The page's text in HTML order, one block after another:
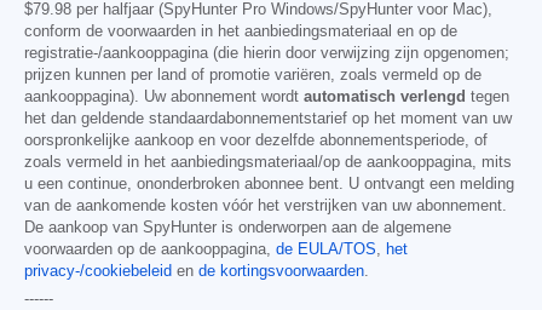
$79.98 per halfjaar (SpyHunter Pro Windows/SpyHunter voor Mac),
conform de voorwaarden in het aanbiedingsmateriaal en op de
registratie-/aankooppagina (die hierin door verwijzing zijn opgenomen;
prijzen kunnen per land of promotie variëren, zoals vermeld op de
aankooppagina). Uw abonnement wordt automatisch verlengd tegen
het dan geldende standaardabonnementstarief op het moment van uw
oorspronkelijke aankoop en voor dezelfde abonnementsperiode, of
zoals vermeld in het aanbiedingsmateriaal/op de aankooppagina, mits
u een continue, ononderbroken abonnee bent. U ontvangt een melding
van de aankomende kosten vóór het verstrijken van uw abonnement.
De aankoop van SpyHunter is onderworpen aan de algemene
voorwaarden op de aankooppagina, de EULA/TOS, het
privacy-/cookiebeleid en de kortingsvoorwaarden.
------